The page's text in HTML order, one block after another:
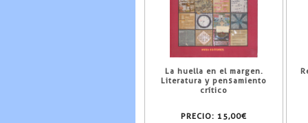
La huella en el margen.
Literatura y pensamiento
crítico
PRECIO: 15,00€